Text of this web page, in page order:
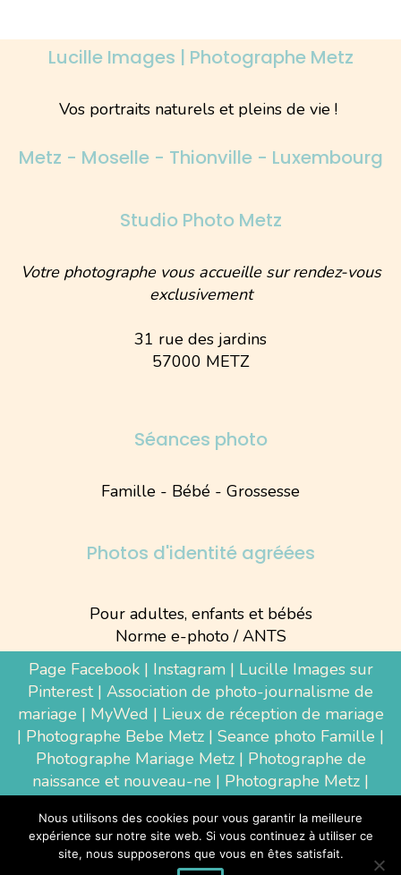
Lucille Images | Photographe Metz
Vos portraits naturels et pleins de vie !
Metz - Moselle - Thionville - Luxembourg
Studio Photo Metz
Votre photographe vous accueille sur rendez-vous
exclusivement
31 rue des jardins
57000 METZ
Séances photo
Famille - Bébé - Grossesse
Photos d'identité agréées
Pour adultes, enfants et bébés
Norme e-photo / ANTS
Page Facebook| Instagram| Lucille Images sur
Pinterest| Association de photo-journalisme de
mariage | MyWed | Lieux de réception de mariage
| Photographe Bebe Metz | Seance photo Famille |
Photographe Mariage Metz| Photographe de
naissance et nouveau-ne | Photographe Metz |
Luxembourg|Photographe Thionville|
Photographe d'entreprise Metz
Nous utilisons des cookies pour vous garantir la meilleure
expérience sur notre site web. Si vous continuez à utiliser ce
site, nous supposerons que vous en êtes satisfait.